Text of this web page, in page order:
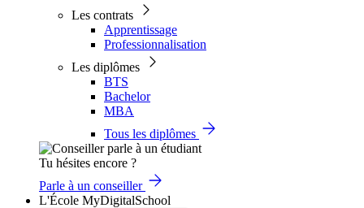
Les contrats
Apprentissage
Professionnalisation
Les diplômes
BTS
Bachelor
MBA
Tous les diplômes
Tu hésites encore ?
Parle à un conseiller
L'École MyDigitalSchool